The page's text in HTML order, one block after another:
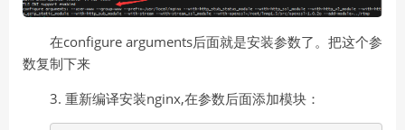
在configure arguments后面就是安装参数了。把这个参
数复制下来
3. 重新编译安装nginx,在参数后面添加模块：